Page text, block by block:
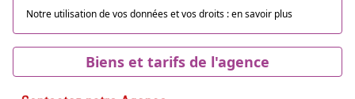
Notre utilisation de vos données et vos droits :en savoir plus
Biens et tarifs de l'agence